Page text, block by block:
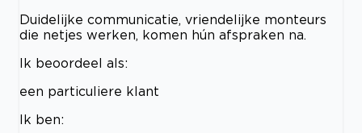
Duidelijke communicatie, vriendelijke monteurs
die netjes werken, komen hún afspraken na.
Ik beoordeel als:
een particuliere klant
Ik ben: